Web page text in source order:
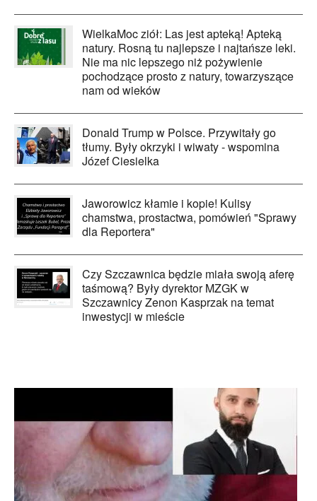
WielkaMoc ziół: Las jest apteką! Apteką
natury. Rosną tu najlepsze i najtańsze leki.
Nie ma nic lepszego niż pożywienie
pochodzące prosto z natury, towarzyszące
nam od wieków
Donald Trump w Polsce. Przywitały go
tłumy. Były okrzyki i wiwaty - wspomina
Józef Ciesielka
Jaworowicz kłamie i kopie! Kulisy
chamstwa, prostactwa, pomówień "Sprawy
dla Reportera"
Czy Szczawnica będzie miała swoją aferę
taśmową? Były dyrektor MZGK w
Szczawnicy Zenon Kasprzak na temat
inwestycji w mieście